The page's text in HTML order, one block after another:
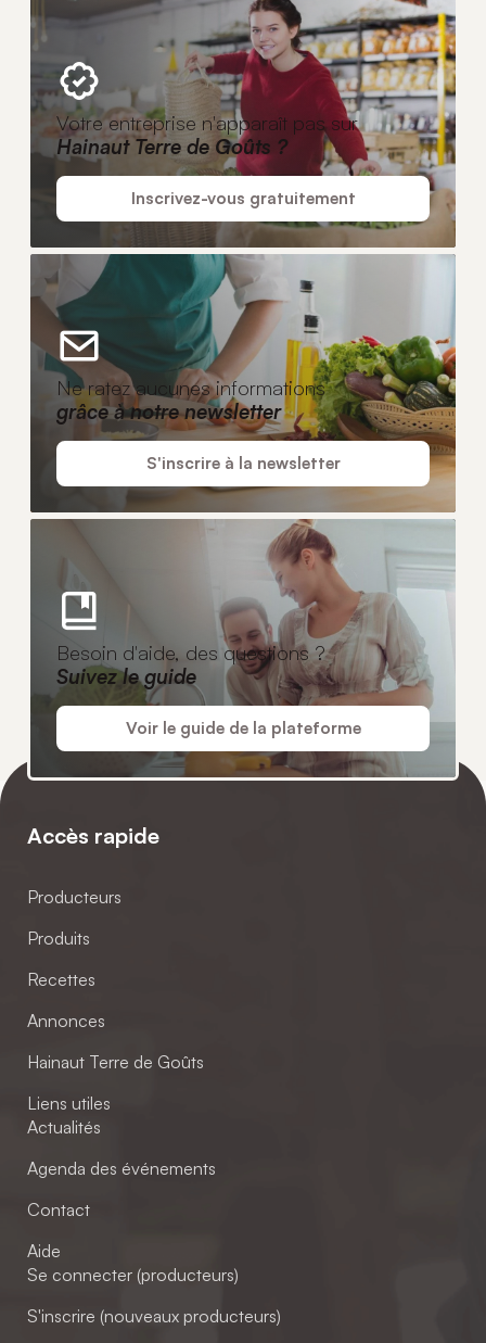
Votre entreprise n'apparaît pas sur
Hainaut Terre de Goûts ?
Inscrivez-vous gratuitement
Ne ratez aucunes informations
grâce à notre newsletter
S'inscrire à la newsletter
Besoin d'aide, des questions ?
Suivez le guide
Voir le guide de la plateforme
Accès rapide
Producteurs
Produits
Recettes
Annonces
Hainaut Terre de Goûts
Liens utiles
Actualités
Agenda des événements
Contact
Aide
Se connecter (producteurs)
S'inscrire (nouveaux producteurs)